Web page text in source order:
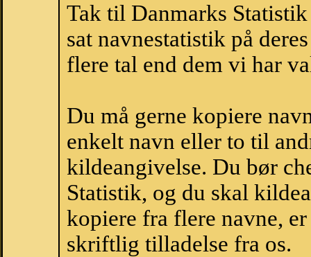
Tak til Danmarks
sat navnestatistik på
flere tal end dem vi har
Du må gerne kopiere
enkelt navn eller to til
kildeangivelse. Du bør
Statistik, og du skal
kopiere fra flere navne,
skriftlig tilladelse fra os.